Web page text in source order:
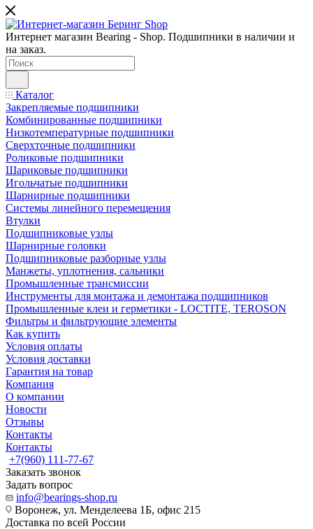
Интернет магазин Bearing - Shop. Подшипники в наличии и
на заказ.
Каталог
Закрепляемые подшипники
Комбинированные подшипники
Низкотемпературные подшипники
Сверхточные подшипники
Роликовые подшипники
Шариковые подшипники
Игольчатые подшипники
Шарнирные подшипники
Системы линейного перемещения
Втулки
Подшипниковые узлы
Шарнирные головки
Подшипниковые разборные узлы
Манжеты, уплотнения, сальники
Промышленные трансмиссии
Инструменты для монтажа и демонтажа подшипников
Промышленные клеи и герметики - LOCTITE, TEROSON
Фильтры и фильтрующие элементы
Как купить
Условия оплаты
Условия доставки
Гарантия на товар
Компания
О компании
Новости
Отзывы
Контакты
Контакты
+7(960) 111-77-67
Заказать звонок
Задать вопрос
info@bearings-shop.ru
Воронеж, ул. Менделеева 1Б, офис 215
Доставка по всей России